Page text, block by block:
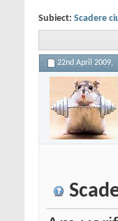
Subiect: Scadere
22nd April 2009,